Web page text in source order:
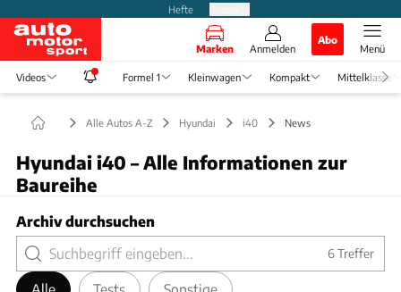
Hefte
Marken Anmelden
Abo
Menü
Videos Formel 1 Kleinwagen Kompakt Mittelklasse
Alle Autos A-Z Hyundai i40 News
Hyundai i40 – Alle Informationen zur
Baureihe
Archiv durchsuchen
6Treffer